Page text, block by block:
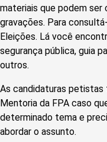
materiais que podem
gravações. Para
Eleições. Lá você
segurança pública, guia
outros.
As candidaturas
Mentoria da FPA caso
determinado tema e
abordar o assunto.